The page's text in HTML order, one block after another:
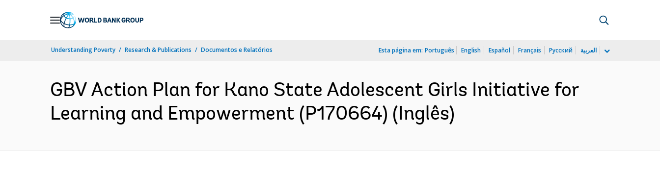
Understanding Poverty Research & Publications Documentos e Relatórios Esta página em: Português English Español Français Русский العربية
GBV Action Plan for Kano State Adolescent Girls Initiative for
Learning and Empowerment (P170664) (Inglês)